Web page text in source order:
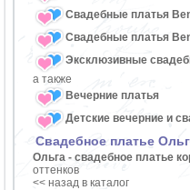
Свадебные платья
Свадебные платья
Эксклюзивные
а также
Вечерние платья
Детские вечерние и
Свадебное платье
Ольга - свадебное платье
оттенков
<< назад в каталог